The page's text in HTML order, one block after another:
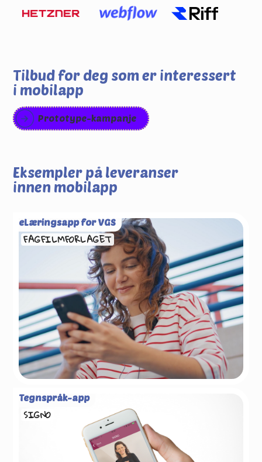
Tilbud for deg som er interessert
i mobilapp
Prototype-kampanje
Eksempler på leveranser
innen mobilapp
eLæringsapp for VGS
FAGFILMFORLAGET
Tegnspråk-app
SIGNO